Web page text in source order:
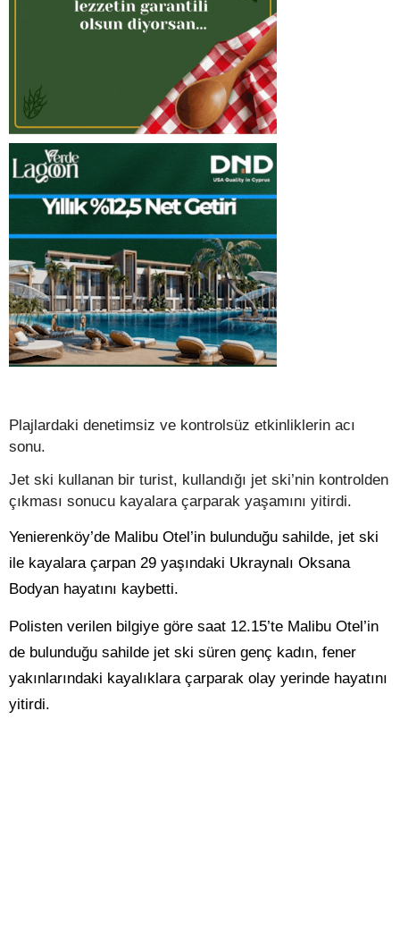
Plajlardaki denetimsiz ve kontrolsüz etkinliklerin acı
sonu.
Jet ski kullanan bir turist, kullandığı jet ski’nin kontrolden
çıkması sonucu kayalara çarparak yaşamını yitirdi.
Yenierenköy’de Malibu Otel’in bulunduğu sahilde, jet ski
ile kayalara çarpan 29 yaşındaki Ukraynalı Oksana
Bodyan hayatını kaybetti.
Polisten verilen bilgiye göre saat 12.15’te Malibu Otel’in
de bulunduğu sahilde jet ski süren genç kadın, fener
yakınlarındaki kayalıklara çarparak olay yerinde hayatını
yitirdi.